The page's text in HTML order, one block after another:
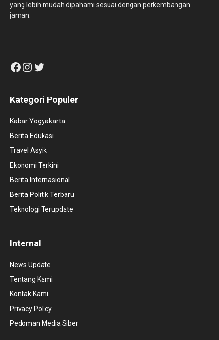
yang lebih mudah dipahami sesuai dengan perkembangan
jaman.
Facebook
Instagram
Twitter
Kategori Populer
Kabar Yogyakarta
Berita Edukasi
Travel Asyik
Ekonomi Terkini
Berita Internasional
Berita Politik Terbaru
Teknologi Terupdate
Internal
News Update
Tentang Kami
Kontak Kami
Privacy Policy
Pedoman Media Siber